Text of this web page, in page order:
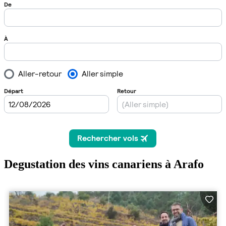
Degustation des vins canariens à Arafo